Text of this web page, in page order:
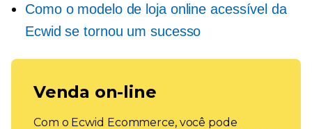
Como o modelo de loja online acessível da
Ecwid se tornou um sucesso
Venda on-line
Com o Ecwid Ecommerce, você pode